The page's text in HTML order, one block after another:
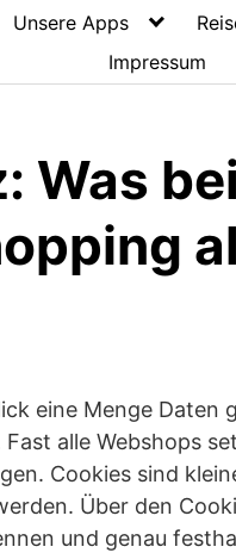
Unsere Apps
Impressum
Was
eine Menge Daten
alle Webshops
Cookies sind
Über den
und genau